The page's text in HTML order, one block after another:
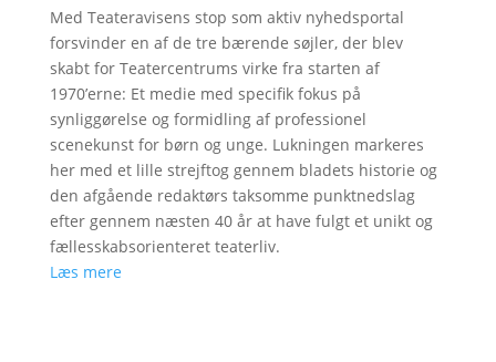
Med Teateravisens stop som aktiv nyhedsportal
forsvinder en af de tre bærende søjler, der blev
skabt for Teatercentrums virke fra starten af
1970’erne: Et medie med specifik fokus på
synliggørelse og formidling af professionel
scenekunst for børn og unge. Lukningen markeres
her med et lille strejftog gennem bladets historie og
den afgående redaktørs taksomme punktnedslag
efter gennem næsten 40 år at have fulgt et unikt og
fællesskabsorienteret teaterliv.
Læs mere